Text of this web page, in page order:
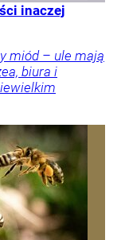
inaczej
miód – ule mają
biura i